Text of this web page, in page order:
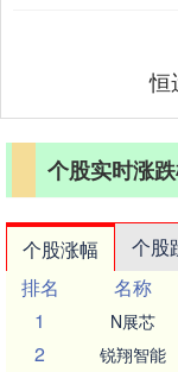
恒
个股实时涨
个股涨幅 个股
排名
名称
1
N展芯
2 锐翔智能